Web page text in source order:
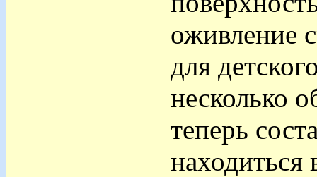
оживление
для
несколько
теперь
находиться